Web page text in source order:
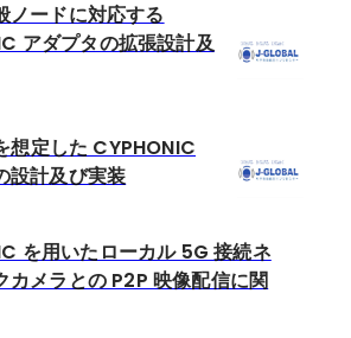
ノードに対応する
アダプタの拡張設計及
定した CYPHONIC
設計及び実装
を用いたローカル 5G 接続ネ
カメラとの P2P 映像配信に関